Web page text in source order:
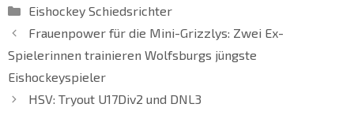
Kategorien
Eishockey Schiedsrichter
Frauenpower für die Mini-Grizzlys: Zwei Ex-
Spielerinnen trainieren Wolfsburgs jüngste
Eishockeyspieler
HSV: Tryout U17Div2 und DNL3